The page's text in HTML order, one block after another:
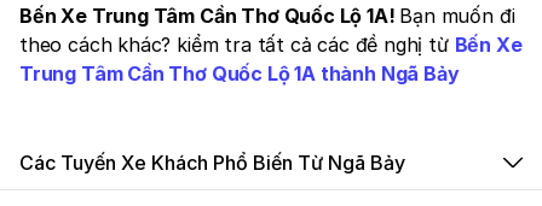
Bến Xe Trung Tâm Cần Thơ Quốc Lộ 1A! Bạn muốn đi
theo cách khác? kiểm tra tất cả các đề nghị từ Bến Xe
Trung Tâm Cần Thơ Quốc Lộ 1A thành Ngã Bảy
Các Tuyến Xe Khách Phổ Biến Từ Ngã Bảy